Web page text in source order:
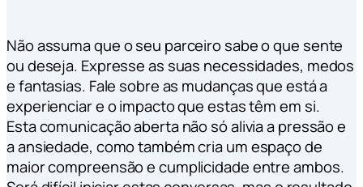
Não assuma que o seu parceiro sabe o que sente
ou deseja. Expresse as suas necessidades, medos
e fantasias. Fale sobre as mudanças que está a
experienciar e o impacto que estas têm em si.
Esta comunicação aberta não só alivia a pressão e
a ansiedade, como também cria um espaço de
maior compreensão e cumplicidade entre ambos.